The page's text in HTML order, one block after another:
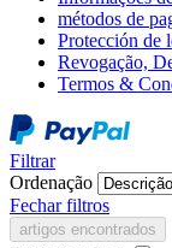
métodos de
Protección de
Revogação,
Termos &
Filtrar
Ordenação
Fechar filtros
artigos encontrados